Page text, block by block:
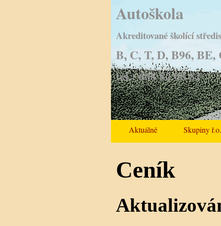
Autoškola
Akreditované školící
B, C, T, D, B96, BE,
tel.: 608 82 08 82
Aktuálně Skupiny ř.o.
Ceník